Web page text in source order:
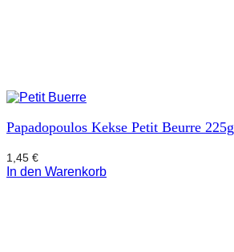
Papadopoulos Kekse Petit Beurre 225g
1,45 €
In den Warenkorb